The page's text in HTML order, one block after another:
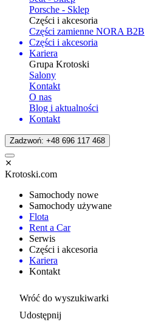
Porsche - Sklep
Części i akcesoria
Części zamienne NORA B2B
Części i akcesoria
Kariera
Grupa Krotoski
Salony
Kontakt
O nas
Blog i aktualności
Kontakt
Zadzwoń: +48 696 117 468
Krotoski.com
Samochody nowe
Samochody używane
Flota
Rent a Car
Serwis
Części i akcesoria
Kariera
Kontakt
Wróć do wyszukiwarki
Udostępnij